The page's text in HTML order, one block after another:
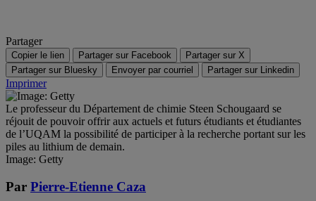
Partager
Copier le lien Partager sur Facebook
Partager sur X
Partager sur Bluesky
Envoyer par courriel Partager sur Linkedin
Imprimer
Le professeur du Département de chimie Steen Schougaard se
réjouit de pouvoir offrir aux actuels et futurs étudiants et étudiantes
de l’UQAM la possibilité de participer à la recherche portant sur les
piles au lithium de demain.
Image: Getty
Par Pierre-Etienne Caza